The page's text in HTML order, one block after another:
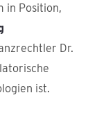
in Position,
Dr.
ist.